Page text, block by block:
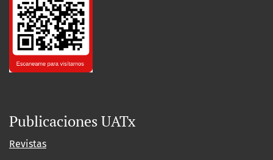
Publicaciones UATx
Revistas